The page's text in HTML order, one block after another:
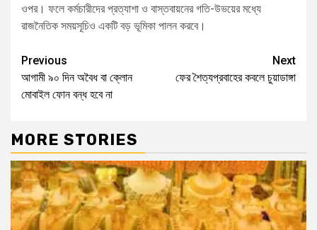
ওপর। ফলে কর্মচারীদের প্রত্যাশা ও বাস্তবায়নের গতি-উভয়ের মধ্যে
রাজনৈতিক সময়সূচিও একটি বড় ভূমিকা পালন করবে।
Previous
আগামী ৯০ দিন অবৈধ বা ক্লোন
মোবাইল ফোন বন্ধ হবে না
Next
ফের শৈত্যপ্রবাহের কবলে চুয়াডাঙ্গা
MORE STORIES